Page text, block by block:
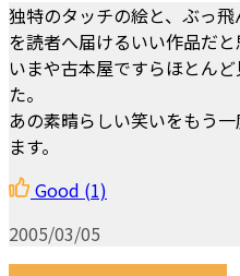
独特のタッチの絵と、ぶっ
を読者へ届けるいい作品だと
いまや古本屋ですらほとん
た。
あの素晴らしい笑いをもう
ます。
Good (1)
2005/03/05